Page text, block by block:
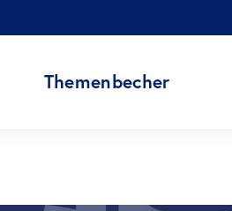
Themenbecher